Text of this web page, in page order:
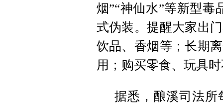
烟”“神仙水”等新型毒
式伪装。提醒大家出
饮品、香烟等；长期
用；购买零食、玩具
据悉，酿溪司法所